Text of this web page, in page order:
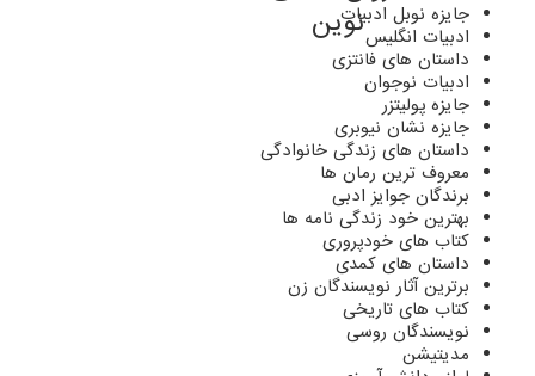
جایزه نوبل ادبیات
ادبیات انگلیس
داستان های فانتزی
ادبیات نوجوان
جایزه پولیتزر
جایزه نشان نیوبری
داستان های زندگی خانوادگی
معروف ترین رمان ها
برندگان جوایز ادبی
بهترین خود زندگی نامه ها
کتاب های خودپروری
داستان های کمدی
برترین آثار نویسندگان زن
کتاب های تاریخی
نویسندگان روسی
مدیتیشن